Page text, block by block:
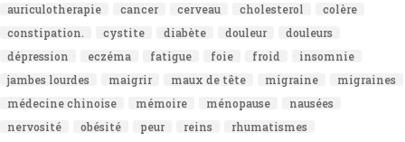
auriculotherapie
cancer cerveau cholesterol
colère
constipation.
cystite diabète douleur
douleurs
dépression
eczéma fatigue foie froid
insomnie
jambes lourdes
maigrir maux de tête migraine
migraines
médecine chinoise
mémoire ménopause
nausées
nervosité
obésité peur reins
rhumatismes